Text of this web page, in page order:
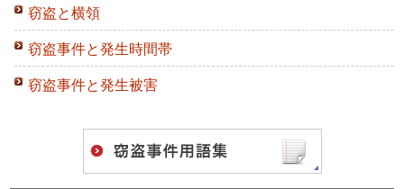
窃盗と横領
窃盗事件と発生時間帯
窃盗事件と発生被害